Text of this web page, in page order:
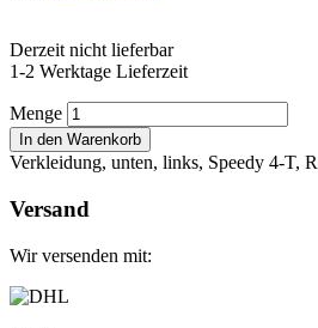
Derzeit nicht lieferbar
1-2 Werktage Lieferzeit
Menge
In den Warenkorb
Verkleidung, unten, links, Speedy 4-T,
Versand
Wir versenden mit: